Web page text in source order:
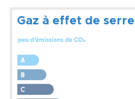
Gaz à effet de serre